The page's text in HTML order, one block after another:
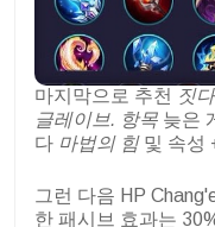
마지막으로 추천 짓다
글레이브. 항목 늦은
다 마법의 힘및 속성
그런 다음 HP
한 패시브 효과는